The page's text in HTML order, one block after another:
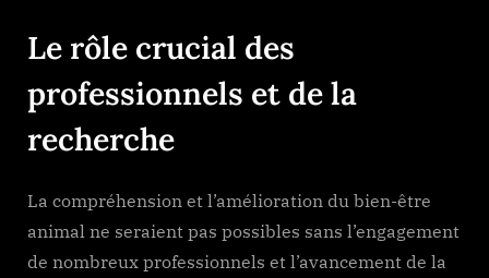
Le rôle crucial des
professionnels et de la
recherche
La compréhension et l’amélioration du bien-être
animal ne seraient pas possibles sans l’engagement
de nombreux professionnels et l’avancement de la